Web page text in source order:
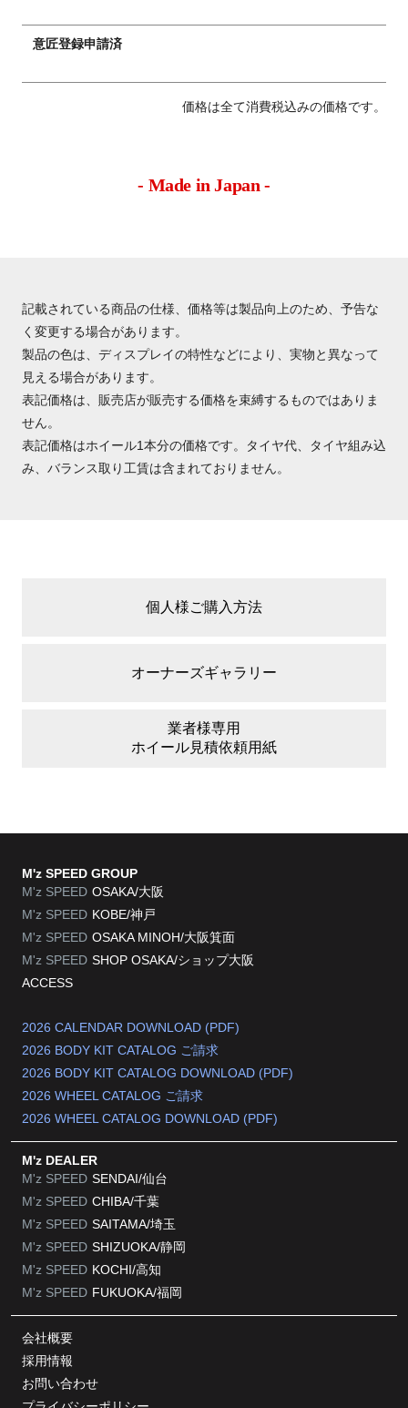
意匠登録申請済
価格は全て消費税込みの価格です。
- Made in Japan -
記載されている商品の仕様、価格等は製品向上のため、予告な
く変更する場合があります。
製品の色は、ディスプレイの特性などにより、実物と異なって
見える場合があります。
表記価格は、販売店が販売する価格を束縛するものではありま
せん。
表記価格はホイール1本分の価格です。タイヤ代、タイヤ組み込
み、バランス取り工賃は含まれておりません。
個人様ご購入方法
オーナーズギャラリー
業者様専用
ホイール見積依頼用紙
M'z SPEED GROUP
M'z SPEED OSAKA/大阪
M'z SPEED KOBE/神戸
M'z SPEED OSAKA MINOH/大阪箕面
M'z SPEED SHOP OSAKA/ショップ大阪
ACCESS
2026 CALENDAR DOWNLOAD (PDF)
2026 BODY KIT CATALOG ご請求
2026 BODY KIT CATALOG DOWNLOAD (PDF)
2026 WHEEL CATALOG ご請求
2026 WHEEL CATALOG DOWNLOAD (PDF)
M'z DEALER
M'z SPEED SENDAI/仙台
M'z SPEED CHIBA/千葉
M'z SPEED SAITAMA/埼玉
M'z SPEED SHIZUOKA/静岡
M'z SPEED KOCHI/高知
M'z SPEED FUKUOKA/福岡
会社概要
採用情報
お問い合わせ